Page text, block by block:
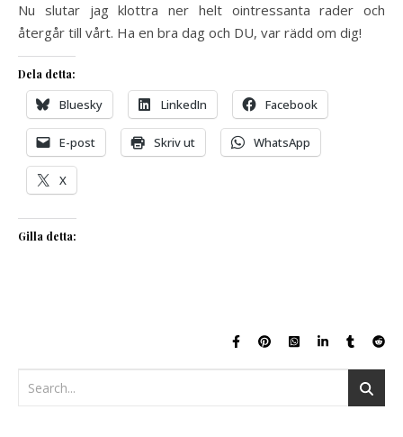
Nu slutar jag klottra ner helt ointressanta rader och
återgår till vårt. Ha en bra dag och DU, var rädd om dig!
Dela detta:
Bluesky LinkedIn Facebook
E-post Skriv ut WhatsApp
X
Gilla detta: